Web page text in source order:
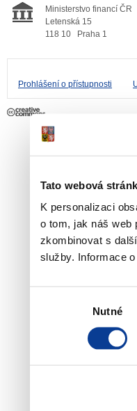
Tato webová
K personalizaci
o tom, jak náš web
zkombinovat s
služby. Informace
Nutné
Ministerstvo financí ČR
Letenská 15
118 10
Praha 1
Prohlášení o přístupnosti